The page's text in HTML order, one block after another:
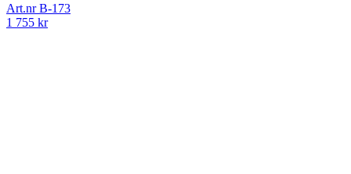
Art.nrB-173
1 755 kr